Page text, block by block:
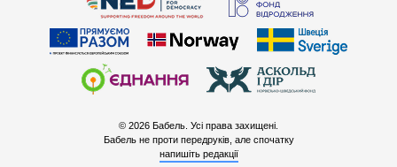
© 2026 Бабель. Усі права захищені.
Бабель не проти передруків, але спочатку
напишіть редакції